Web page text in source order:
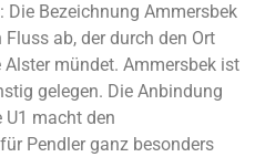
Bezeichnung Ammersbek
ab, der durch den Ort
mündet. Ammersbek ist
gelegen. Die Anbindung
U1 macht den
Pendler ganz besonders